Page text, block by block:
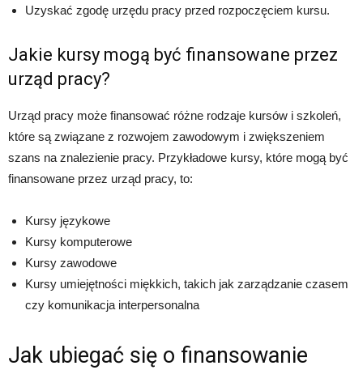
Uzyskać zgodę urzędu pracy przed rozpoczęciem kursu.
Jakie kursy mogą być finansowane przez
urząd pracy?
Urząd pracy może finansować różne rodzaje kursów i szkoleń,
które są związane z rozwojem zawodowym i zwiększeniem
szans na znalezienie pracy. Przykładowe kursy, które mogą być
finansowane przez urząd pracy, to:
Kursy językowe
Kursy komputerowe
Kursy zawodowe
Kursy umiejętności miękkich, takich jak zarządzanie czasem
czy komunikacja interpersonalna
Jak ubiegać się o finansowanie